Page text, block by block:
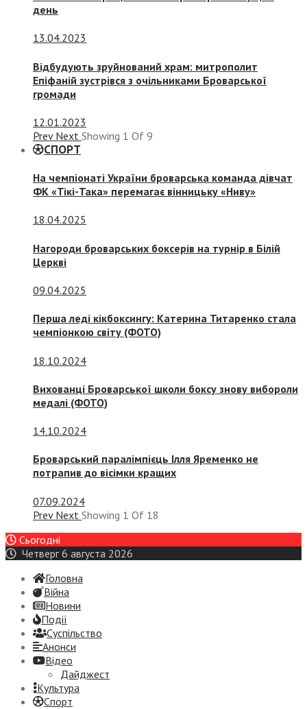
день
13.04.2023
Відбудують зруйнований храм: митрополит
Епіфаній зустрівся з очільниками Броварської
громади
12.01.2023
Prev Next Showing 1 Of 9
СПОРТ
На чемпіонаті України броварська команда дівчат
ФК «Тікі-Така» перемагає вінницьку «Ниву»
18.04.2025
Нагороди броварських боксерів на турнір в Білій
Церкві
09.04.2025
Перша леді кікбоксингу: Катерина Титаренко стала
чемпіонкою світу (ФОТО)
18.10.2024
Вихованці Броварської школи боксу знову вибороли
медалі (ФОТО)
14.10.2024
Броварський паралімпієць Ілля Яременко не
потрапив до вісімки кращих
07.09.2024
Prev Next Showing 1 Of 18
Сьогодні
Четверг 6 августа 2026
Головна
Війна
Новини
Події
Суспiльство
Анонси
Відео
Дайджест
Культура
Спорт